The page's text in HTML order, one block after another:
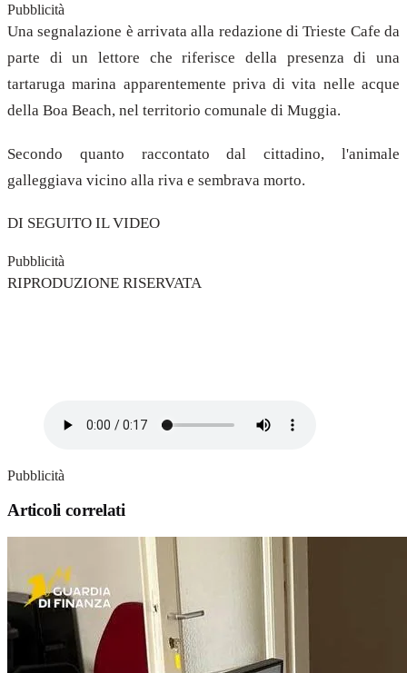
Pubblicità
Una segnalazione è arrivata alla redazione di Trieste Cafe da
parte di un lettore che riferisce della presenza di una
tartaruga marina apparentemente priva di vita nelle acque
della Boa Beach, nel territorio comunale di Muggia.
Secondo quanto raccontato dal cittadino, l'animale
galleggiava vicino alla riva e sembrava morto.
DI SEGUITO IL VIDEO
Pubblicità
RIPRODUZIONE RISERVATA
Pubblicità
Articoli correlati